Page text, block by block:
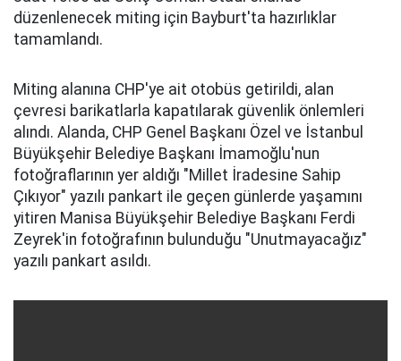
düzenlenecek miting için Bayburt'ta hazırlıklar
tamamlandı.
Miting alanına CHP'ye ait otobüs getirildi, alan
çevresi barikatlarla kapatılarak güvenlik önlemleri
alındı. Alanda, CHP Genel Başkanı Özel ve İstanbul
Büyükşehir Belediye Başkanı İmamoğlu'nun
fotoğraflarının yer aldığı "Millet İradesine Sahip
Çıkıyor" yazılı pankart ile geçen günlerde yaşamını
yitiren Manisa Büyükşehir Belediye Başkanı Ferdi
Zeyrek'in fotoğrafının bulunduğu "Unutmayacağız"
yazılı pankart asıldı.